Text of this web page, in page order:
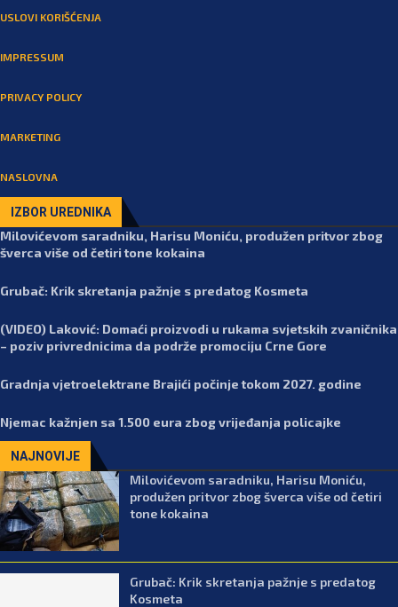
USLOVI KORIŠĆENJA
IMPRESSUM
PRIVACY POLICY
MARKETING
NASLOVNA
IZBOR UREDNIKA
Milovićevom saradniku, Harisu Moniću, produžen pritvor zbog
šverca više od četiri tone kokaina
Grubač: Krik skretanja pažnje s predatog Kosmeta
(VIDEO) Laković: Domaći proizvodi u rukama svjetskih zvaničnika
– poziv privrednicima da podrže promociju Crne Gore
Gradnja vjetroelektrane Brajići počinje tokom 2027. godine
Njemac kažnjen sa 1.500 eura zbog vrijeđanja policajke
NAJNOVIJE
Milovićevom saradniku, Harisu Moniću,
produžen pritvor zbog šverca više od četiri
tone kokaina
Grubač: Krik skretanja pažnje s predatog
Kosmeta